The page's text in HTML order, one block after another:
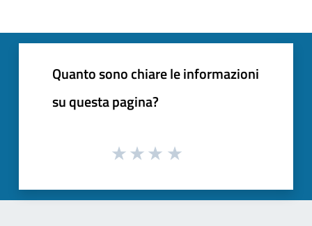
Quanto sono chiare le informazioni
su questa pagina?